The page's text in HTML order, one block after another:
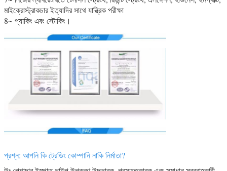
মাইক্রোস্ট্রাকচার ইত্যাদির সাথে যান্ত্রিক পরীক্ষা
8~ প্যাকিং এবং স্টোকিং।
প্রশ্ন: আপনি কি ট্রেডিং কোম্পানি নাকি নির্মাতা?